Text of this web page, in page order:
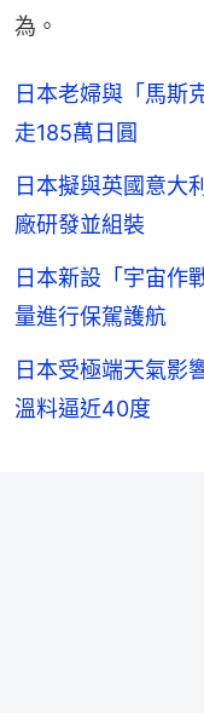
為。
日本老婦與「馬
走185萬日圓
日本擬與英國意
廠研發並組裝
日本新設「宇宙
量進行保駕護航
日本受極端天氣
溫料逼近40度